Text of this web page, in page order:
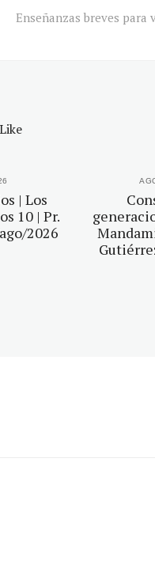
Enseñanzas breves para
| Los
10 | Pr.
2026